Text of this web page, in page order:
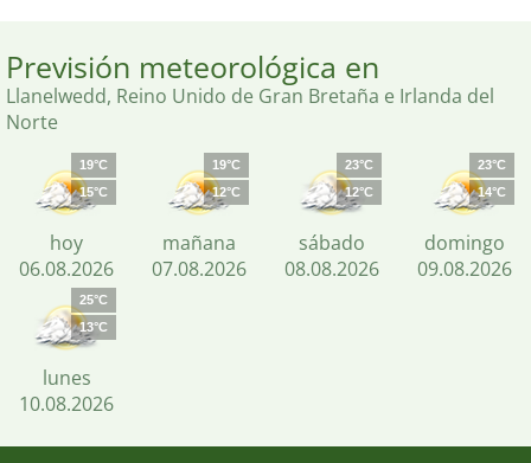
Previsión meteorológica en
Llanelwedd, Reino Unido de Gran Bretaña e Irlanda del
Norte
19°C
15°C
hoy
06.08.2026
19°C
12°C
mañana
07.08.2026
23°C
12°C
sábado
08.08.2026
23°C
14°C
domingo
09.08.2026
25°C
13°C
lunes
10.08.2026